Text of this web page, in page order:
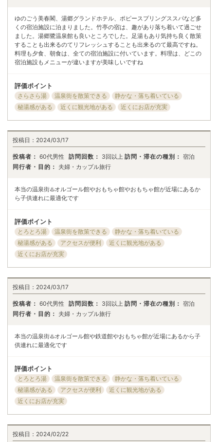
ゆのごう美春閣、湯郷グランドホテル、ポピースプリングススパなど多
くの宿泊施設に泊まりました。竹亭の宿は、趣があり落ち着いて過ごせ
ました。湯郷鷺温泉館も良いところでした。足湯もあり気持ち良く散策
することも出来るのてリフレッシュすることも出来るのて最高ですね。
料理も夕食、朝食は、全ての宿泊施設に付いています。料理は、どこの
宿泊施設もメニューが違いますが美味しいですね
評価ポイント
さらさら湯 温泉街を散策できる
静かな・落ち着いている
秘湯感がある
近くに観光地がある 近くにお店が充実
投稿日： 2024/03/17
投稿者： 60代男性 訪問回数： 3回以上 訪問・滞在の種別： 宿泊
同行者・目的： 夫婦・カップル旅行
本当の温泉街♨️オルゴール館やおもちゃ館やおもちゃ館が近場にあるか
ら子供連れに最適化です
評価ポイント
とろとろ湯 温泉街を散策できる
静かな・落ち着いている
秘湯感がある
アクセスが便利
近くに観光地がある
近くにお店が充実
投稿日： 2024/03/17
投稿者： 60代男性 訪問回数： 3回以上 訪問・滞在の種別： 宿泊
同行者・目的： 夫婦・カップル旅行
本当の温泉街♨️オルゴール館や鉄道館やおもちゃ館が近場にあるから子
供連れに最適化です
評価ポイント
とろとろ湯 温泉街を散策できる
静かな・落ち着いている
秘湯感がある
アクセスが便利
近くに観光地がある
近くにお店が充実
投稿日： 2024/02/22